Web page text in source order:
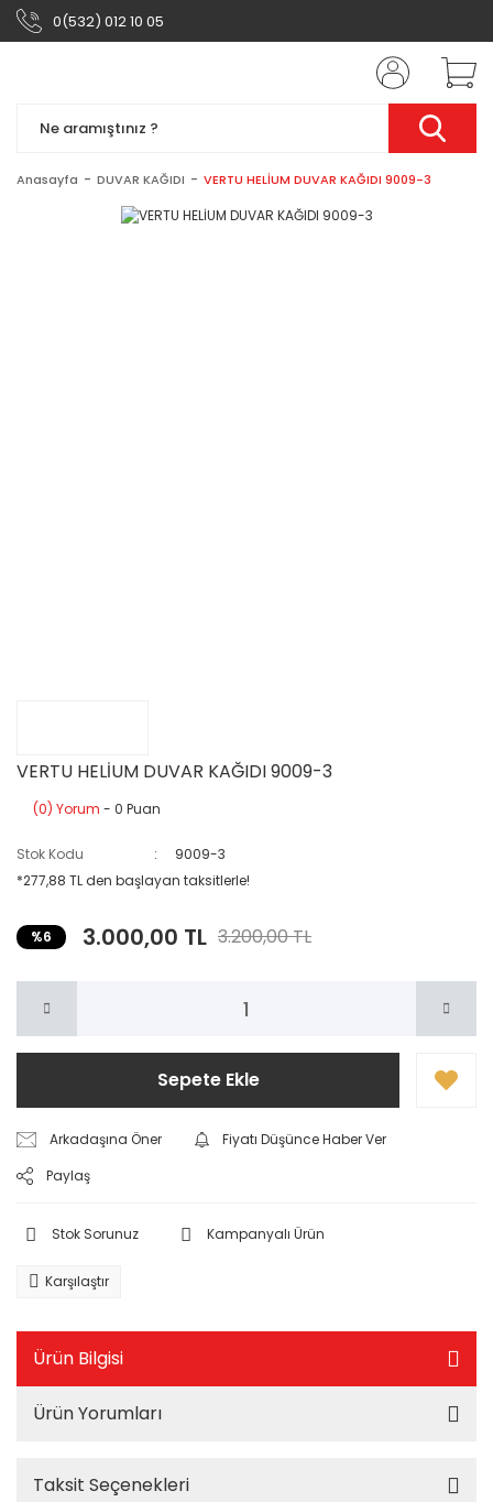
0(532) 012 10 05
Anasayfa DUVAR KAĞIDI VERTU HELİUM DUVAR KAĞIDI 9009-3
VERTU HELİUM DUVAR KAĞIDI 9009-3
(0) Yorum - 0 Puan
Stok Kodu
9009-3
*277,88 TL den başlayan taksitlerle!
%6 3.000,00 TL 3.200,00 TL
Sepete Ekle
Arkadaşına Öner
Fiyatı Düşünce Haber Ver
Paylaş
Stok Sorunuz Kampanyalı Ürün
Karşılaştır
Ürün Bilgisi
Ürün Yorumları
Taksit Seçenekleri